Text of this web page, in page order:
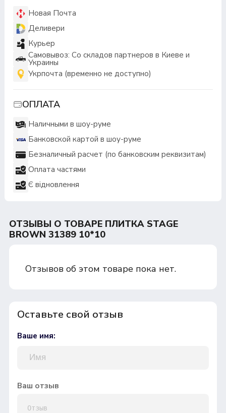
Новая Почта
Деливери
Курьер
Самовывоз: Со складов партнеров в Киеве и
Украины
Укрпочта (временно не доступно)
ОПЛАТА
Наличными в шоу-руме
Банковской картой в шоу-руме
Безналичный расчет (по банковским реквизитам)
Оплата частями
Є відновлення
ОТЗЫВЫ О ТОВАРЕ ПЛИТКА STAGE
BROWN 31389 10*10
Отзывов об этом товаре пока нет.
Оставьте свой отзыв
Ваше имя:
Ваш отзыв